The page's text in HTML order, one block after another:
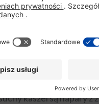
oraz
zawartości
samym ułatwiając
kaszel są napary z